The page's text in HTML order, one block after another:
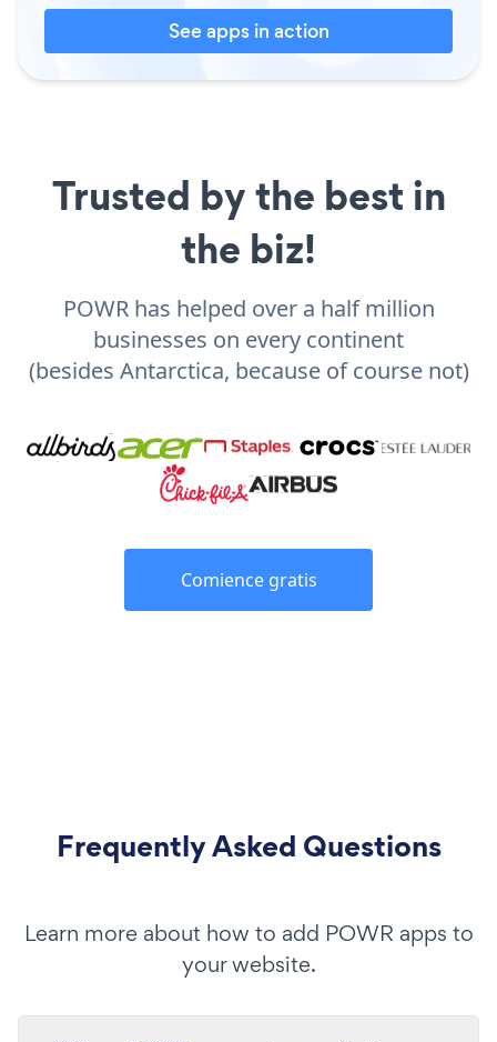
See apps in action
Trusted by the best in
the biz!
POWR has helped over a half million
businesses on every continent
(besides Antarctica, because of course not)
Comience gratis
Frequently Asked Questions
Learn more about how to add POWR apps to
your website.